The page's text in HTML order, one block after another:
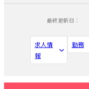
最終更新日：
求人情
報
勤務